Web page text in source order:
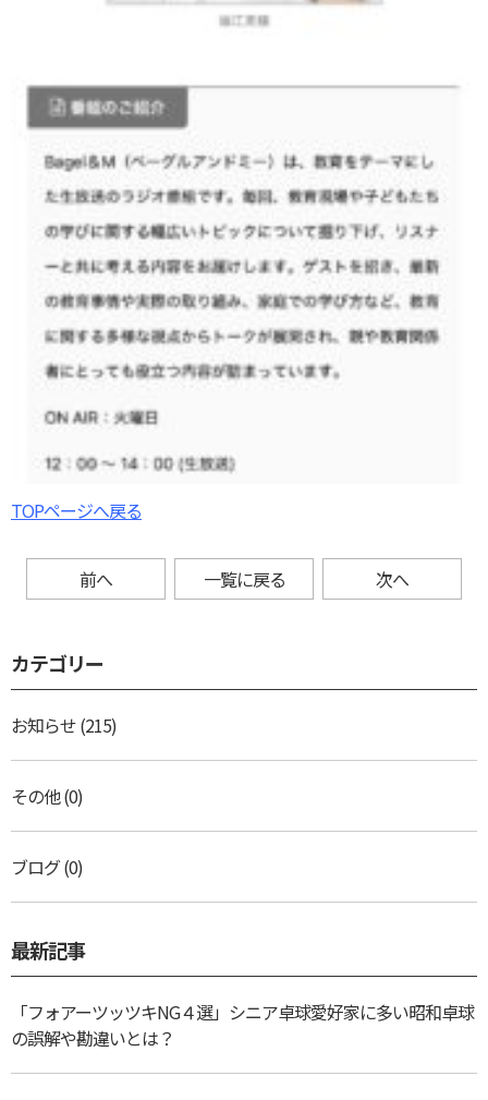
TOPページへ戻る
前へ 一覧に戻る 次へ
カテゴリー
お知らせ(215)
その他(0)
ブログ(0)
最新記事
「フォアーツッツキNG４選」シニア卓球愛好家に多い昭和卓球
の誤解や勘違いとは？